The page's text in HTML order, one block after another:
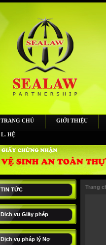
TRANG CHỦ GIỚI THIỆU
L. HỆ
TIN TỨC
Dịch vụ Giấy phép
Dịch vụ pháp lý Nợ
Trang